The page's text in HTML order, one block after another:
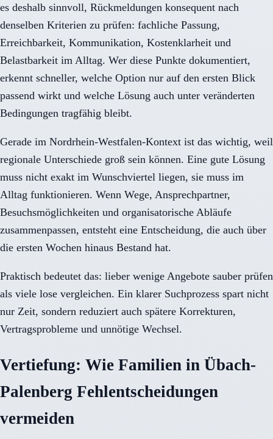
es deshalb sinnvoll, Rückmeldungen konsequent nach
denselben Kriterien zu prüfen: fachliche Passung,
Erreichbarkeit, Kommunikation, Kostenklarheit und
Belastbarkeit im Alltag. Wer diese Punkte dokumentiert,
erkennt schneller, welche Option nur auf den ersten Blick
passend wirkt und welche Lösung auch unter veränderten
Bedingungen tragfähig bleibt.
Gerade im Nordrhein-Westfalen-Kontext ist das wichtig, weil
regionale Unterschiede groß sein können. Eine gute Lösung
muss nicht exakt im Wunschviertel liegen, sie muss im
Alltag funktionieren. Wenn Wege, Ansprechpartner,
Besuchsmöglichkeiten und organisatorische Abläufe
zusammenpassen, entsteht eine Entscheidung, die auch über
die ersten Wochen hinaus Bestand hat.
Praktisch bedeutet das: lieber wenige Angebote sauber prüfen
als viele lose vergleichen. Ein klarer Suchprozess spart nicht
nur Zeit, sondern reduziert auch spätere Korrekturen,
Vertragsprobleme und unnötige Wechsel.
Vertiefung: Wie Familien in Übach-
Palenberg Fehlentscheidungen
vermeiden